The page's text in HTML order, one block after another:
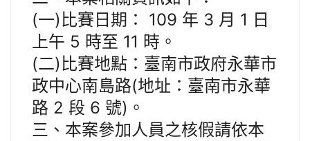
(一)比賽日期： 109 年 3 月 1 日
上午 5 時至 11 時。
(二)比賽地點：臺南市政府永華市
政中心南島路(地址：臺南市永華
路 2 段 6 號)。
三、本案參加人員之核假請依本